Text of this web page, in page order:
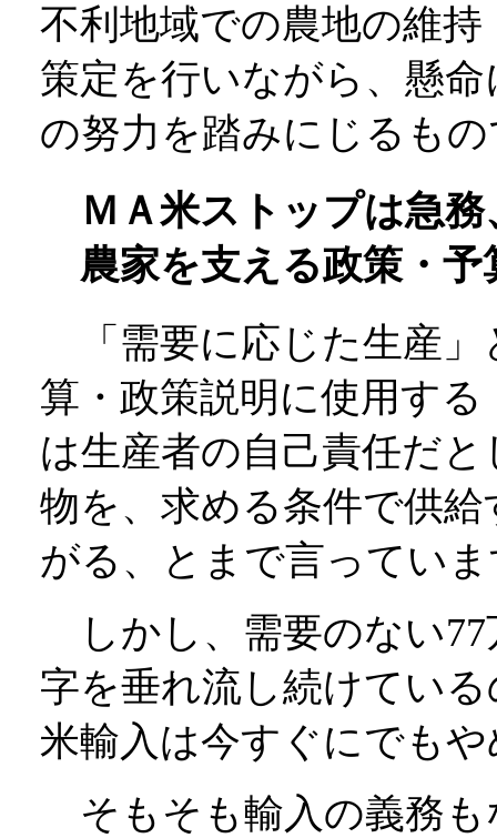
不利地域での農地の維
策定を行いながら、懸
の努力を踏みにじるも
ＭＡ米ストップは急務
農家を支える政策・予
「需要に応じた生産」
算・政策説明に使用す
は生産者の自己責任だ
物を、求める条件で供
がる、とまで言ってい
しかし、需要のない77
字を垂れ流し続けてい
米輸入は今すぐにでも
そもそも輸入の義務も